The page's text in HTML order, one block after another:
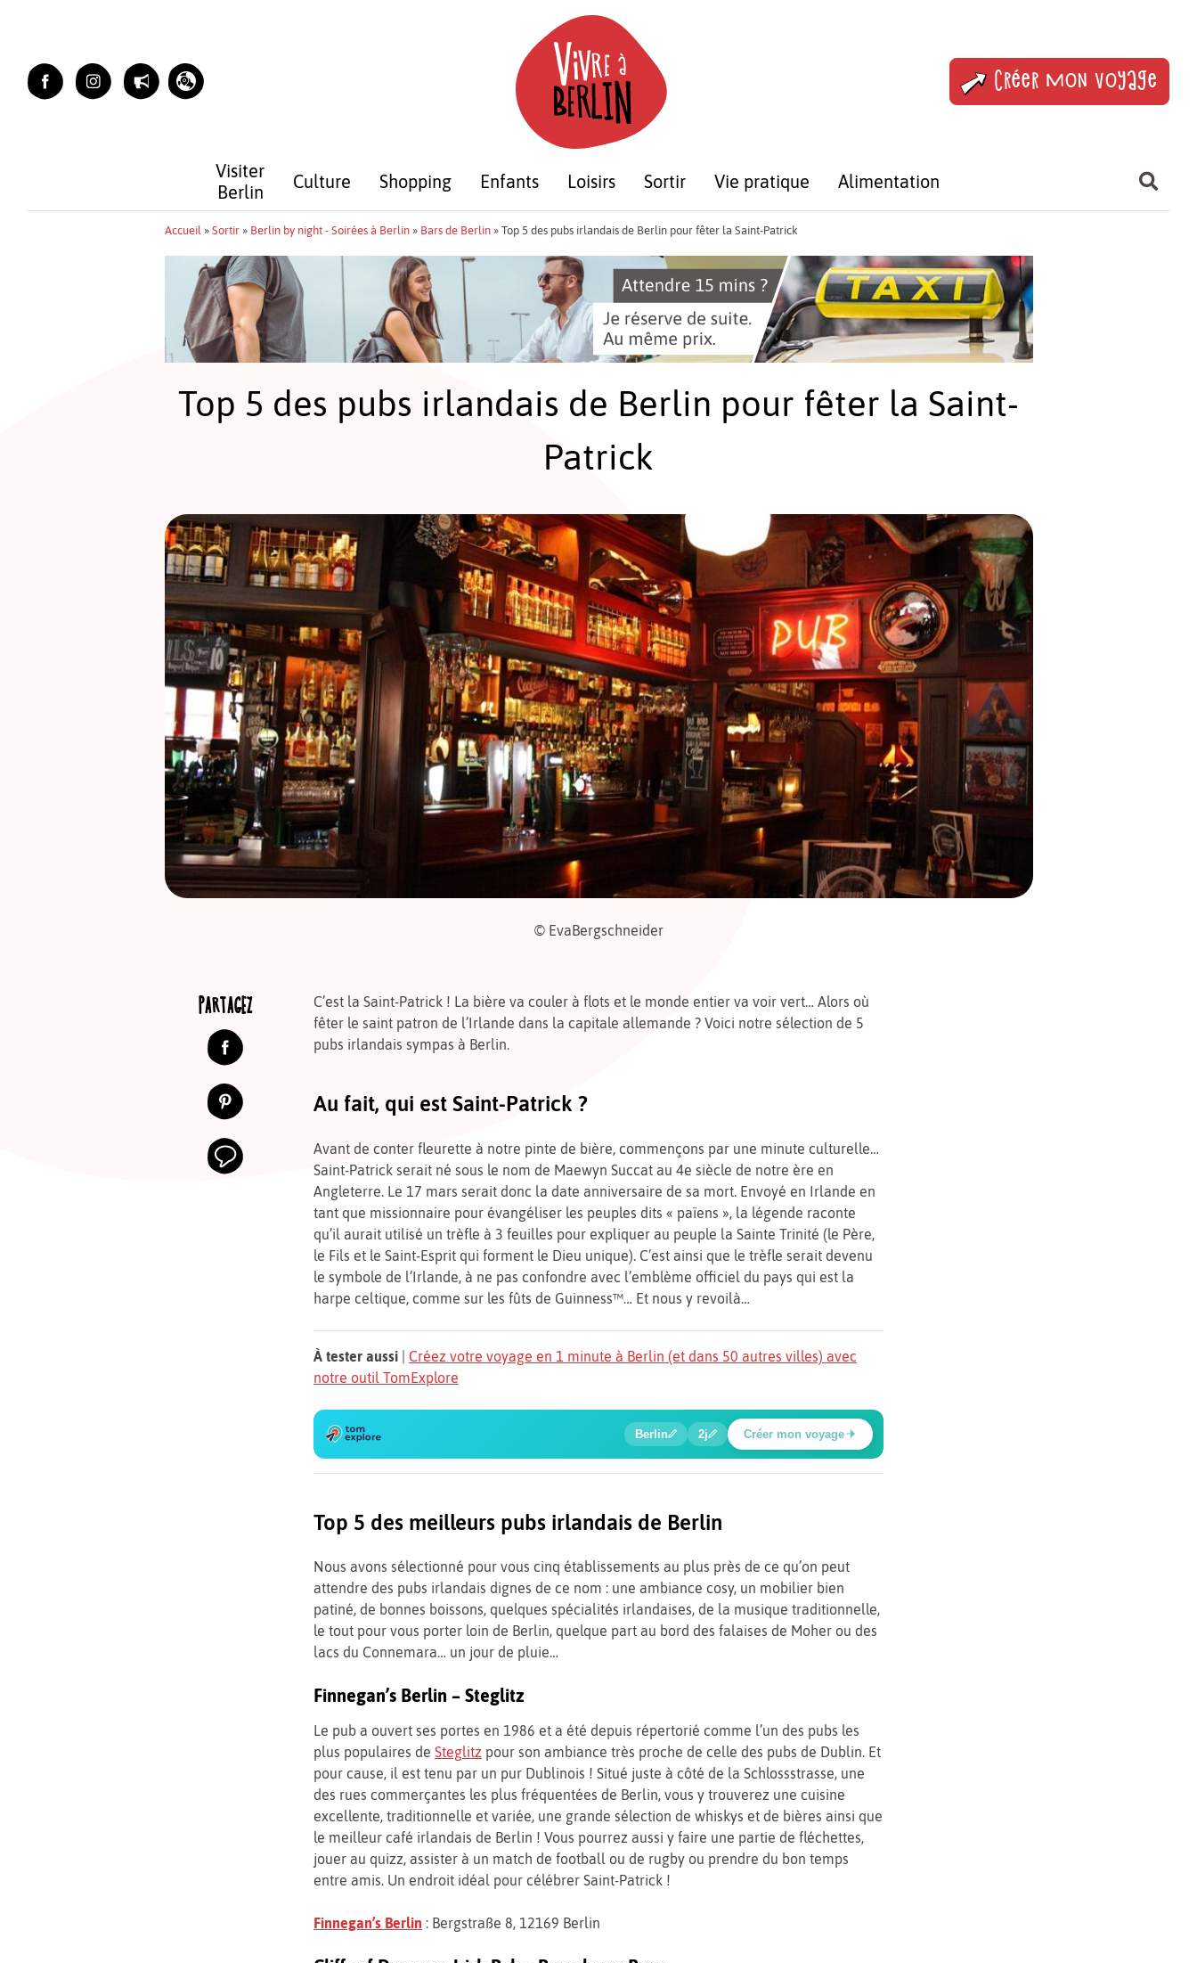
Créer mon voyage
Visiter
Berlin
Culture Shopping Enfants Loisirs Sortir Vie pratique Alimentation
Accueil » Sortir» Berlin by night - Soirées à Berlin» Bars de Berlin» Top 5 des pubs irlandais de Berlin pour fêter la Saint-Patrick
Top 5 des pubs irlandais de Berlin pour fêter la Saint-
Patrick
© EvaBergschneider
PARTAGEZ
C’est la Saint-Patrick ! La bière va couler à flots et le monde entier va voir vert… Alors où
fêter le saint patron de l’Irlande dans la capitale allemande ? Voici notre sélection de 5
pubs irlandais sympas à Berlin.
Au fait, qui est Saint-Patrick ?
Avant de conter fleurette à notre pinte de bière, commençons par une minute culturelle…
Saint-Patrick serait né sous le nom de Maewyn Succat au 4e siècle de notre ère en
Angleterre. Le 17 mars serait donc la date anniversaire de sa mort. Envoyé en Irlande en
tant que missionnaire pour évangéliser les peuples dits « païens », la légende raconte
qu’il aurait utilisé un trèfle à 3 feuilles pour expliquer au peuple la Sainte Trinité (le Père,
le Fils et le Saint-Esprit qui forment le Dieu unique). C’est ainsi que le trèfle serait devenu
le symbole de l’Irlande, à ne pas confondre avec l’emblème officiel du pays qui est la
harpe celtique, comme sur les fûts de Guinness™… Et nous y revoilà…
À tester aussi
Créez votre voyage en 1 minute à Berlin (et dans 50 autres villes) avec
notre outil TomExplore
🔍
🔍
🔍
🍲
🔍
🔍
Berlin 2j Créer mon voyage
Top 5 des meilleurs pubs irlandais de Berlin
Nous avons sélectionné pour vous cinq établissements au plus près de ce qu’on peut
attendre des pubs irlandais dignes de ce nom : une ambiance cosy, un mobilier bien
patiné, de bonnes boissons, quelques spécialités irlandaises, de la musique traditionnelle,
le tout pour vous porter loin de Berlin, quelque part au bord des falaises de Moher ou des
lacs du Connemara… un jour de pluie…
Finnegan’s Berlin – Steglitz
Le pub a ouvert ses portes en 1986 et a été depuis répertorié comme l’un des pubs les
plus populaires de Steglitz pour son ambiance très proche de celle des pubs de Dublin. Et
pour cause, il est tenu par un pur Dublinois ! Situé juste à côté de la Schlossstrasse, une
des rues commerçantes les plus fréquentées de Berlin, vous y trouverez une cuisine
excellente, traditionnelle et variée, une grande sélection de whiskys et de bières ainsi que
le meilleur café irlandais de Berlin ! Vous pourrez aussi y faire une partie de fléchettes,
jouer au quizz, assister à un match de football ou de rugby ou prendre du bon temps
entre amis. Un endroit idéal pour célébrer Saint-Patrick !
Finnegan’s Berlin : Bergstraße 8, 12169 Berlin